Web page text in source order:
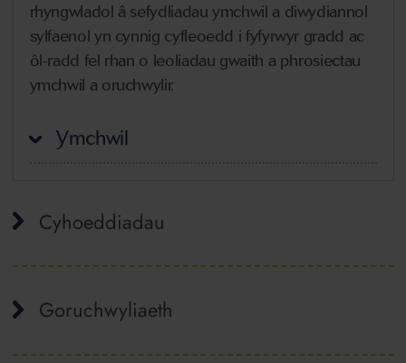
rhyngwladol â sefydliadau ymchwil a diwydiannol
sylfaenol yn cynnig cyfleoedd i fyfyrwyr gradd ac
ôl-radd fel rhan o leoliadau gwaith a phrosiectau
ymchwil a oruchwylir.
Ymchwil
Cyhoeddiadau
Goruchwyliaeth